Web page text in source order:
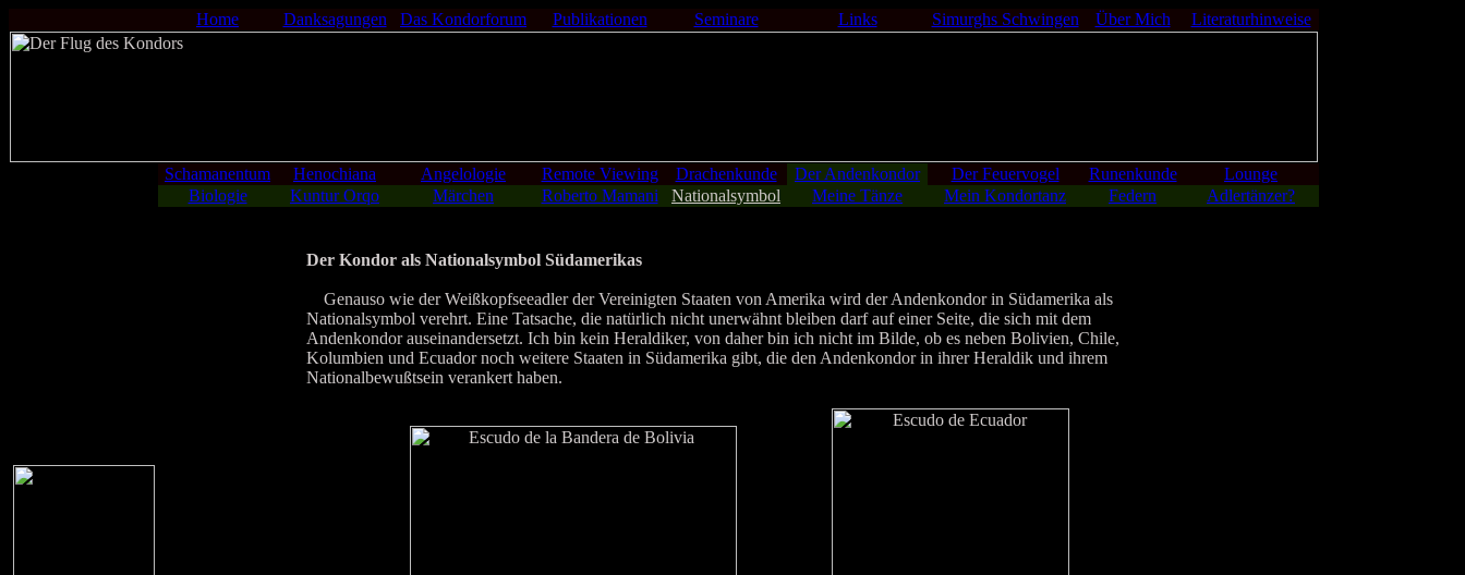
Home Danksagungen Das Kondorforum Publikationen Seminare Links Simurghs Schwingen Über Mich Literaturhinweise
Schamanentum Henochiana Angelologie Remote Viewing Drachenkunde Der Andenkondor Der Feuervogel Runenkunde
Lounge
Biologie
Kuntur Orqo Märchen Roberto Mamani Nationalsymbol Meine Tänze Mein Kondortanz Federn Adlertänzer?
Der Kondor als Nationalsymbol Südamerikas
Genauso wie der Weißkopfseeadler der Vereinigten Staaten von Amerika wird der Andenkondor in Südamerika als
Nationalsymbol verehrt. Eine Tatsache, die natürlich nicht unerwähnt bleiben darf auf einer Seite, die sich mit dem
Andenkondor auseinandersetzt. Ich bin kein Heraldiker, von daher bin ich nicht im Bilde, ob es neben Bolivien, Chile,
Kolumbien und Ecuador noch weitere Staaten in Südamerika gibt, die den Andenkondor in ihrer Heraldik und ihrem
Nationalbewußtsein verankert haben.